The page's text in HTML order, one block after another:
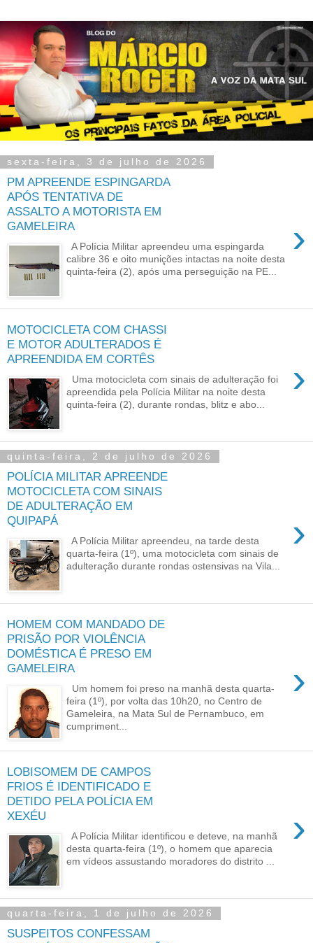
sexta-feira, 3 de julho de 2026
PM APREENDE ESPINGARDA
APÓS TENTATIVA DE
ASSALTO A MOTORISTA EM
GAMELEIRA
›
A Polícia Militar apreendeu uma espingarda
calibre 36 e oito munições intactas na noite desta
quinta-feira (2), após uma perseguição na PE...
MOTOCICLETA COM CHASSI
E MOTOR ADULTERADOS É
APREENDIDA EM CORTÊS
›
Uma motocicleta com sinais de adulteração foi
apreendida pela Polícia Militar na noite desta
quinta-feira (2), durante rondas, blitz e abo...
quinta-feira, 2 de julho de 2026
POLÍCIA MILITAR APREENDE
MOTOCICLETA COM SINAIS
DE ADULTERAÇÃO EM
QUIPAPÁ
›
A Polícia Militar apreendeu, na tarde desta
quarta-feira (1º), uma motocicleta com sinais de
adulteração durante rondas ostensivas na Vila...
HOMEM COM MANDADO DE
PRISÃO POR VIOLÊNCIA
DOMÉSTICA É PRESO EM
GAMELEIRA
›
Um homem foi preso na manhã desta quarta-
feira (1º), por volta das 10h20, no Centro de
Gameleira, na Mata Sul de Pernambuco, em
cumpriment...
LOBISOMEM DE CAMPOS
FRIOS É IDENTIFICADO E
DETIDO PELA POLÍCIA EM
XEXÉU
›
A Polícia Militar identificou e deteve, na manhã
desta quarta-feira (1º), o homem que aparecia
em vídeos assustando moradores do distrito ...
quarta-feira, 1 de julho de 2026
SUSPEITOS CONFESSAM